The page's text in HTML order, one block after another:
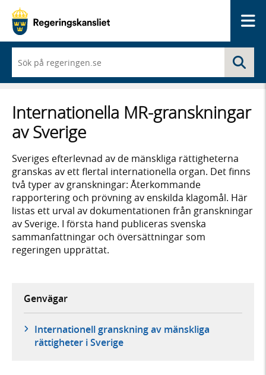
du
börjar
skriva
framträder
en
lista
sökförslag
Internationella MR-granskningar
av Sverige
Sveriges efterlevnad av de mänskliga rättigheterna
granskas av ett flertal internationella organ. Det finns
två typer av granskningar: Återkommande
rapportering och prövning av enskilda klagomål. Här
listas ett urval av dokumentationen från granskningar
av Sverige. I första hand publiceras svenska
sammanfattningar och översättningar som
regeringen upprättat.
Genvägar
Internationell granskning av mänskliga
rättigheter i Sverige